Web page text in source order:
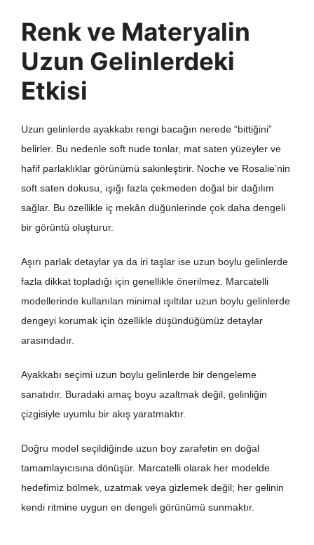
Renk ve Materyalin
Uzun Gelinlerdeki
Etkisi
Uzun gelinlerde ayakkabı rengi bacağın nerede “bittiğini”
belirler. Bu nedenle soft nude tonlar, mat saten yüzeyler ve
hafif parlaklıklar görünümü sakinleştirir. Noche ve Rosalie’nin
soft saten dokusu, ışığı fazla çekmeden doğal bir dağılım
sağlar. Bu özellikle iç mekân düğünlerinde çok daha dengeli
bir görüntü oluşturur.
Aşırı parlak detaylar ya da iri taşlar ise uzun boylu gelinlerde
fazla dikkat topladığı için genellikle önerilmez. Marcatelli
modellerinde kullanılan minimal ışıltılar uzun boylu gelinlerde
dengeyi korumak için özellikle düşündüğümüz detaylar
arasındadır.
Ayakkabı seçimi uzun boylu gelinlerde bir dengeleme
sanatıdır. Buradaki amaç boyu azaltmak değil, gelinliğin
çizgisiyle uyumlu bir akış yaratmaktır.
Doğru model seçildiğinde uzun boy zarafetin en doğal
tamamlayıcısına dönüşür. Marcatelli olarak her modelde
hedefimiz bölmek, uzatmak veya gizlemek değil; her gelinin
kendi ritmine uygun en dengeli görünümü sunmaktır.